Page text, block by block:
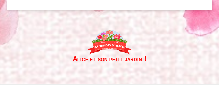
Skip
to
Alice et son petit jardin !